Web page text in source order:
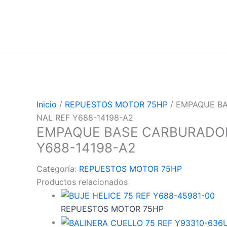
Inicio / REPUESTOS MOTOR 75HP / EMPAQUE
NAL REF Y688-14198-A2
EMPAQUE BASE
Y688-14198-A2
Categoría: REPUESTOS MOTOR 75HP
Productos relacionados
REPUESTOS MOTOR 75HP